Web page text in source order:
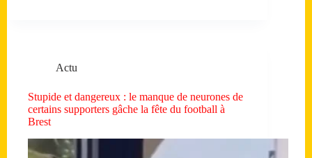
Actu
Stupide et dangereux : le manque de neurones de
certains supporters gâche la fête du football à
Brest